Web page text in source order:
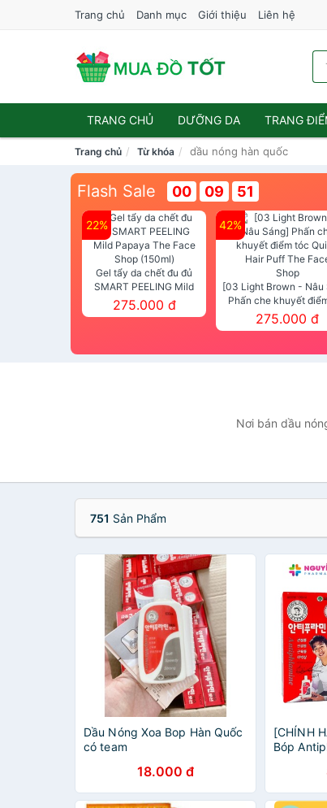
Trang chủ Danh mục Giới thiệu Liên hệ
TRANG CHỦ DƯỠNG DA TRANG
Trang chủ Từ khóa dầu nóng hàn quốc
Flash Sale 00 09 50
22%
Gel tẩy da chết đu đủ
SMART PEELING Mild
Papaya The Face Shop
(150ml)
275.000 đ
42%
[03 Light Brown - Nâu
Phấn che khuyết
Quick Hair Puff The
275.000 đ
Nơi bán dầu
751 Sản Phẩm
Dầu Nóng Xoa Bop Hàn Quốc
có team
18.000 đ
[CHÍNH
Bóp